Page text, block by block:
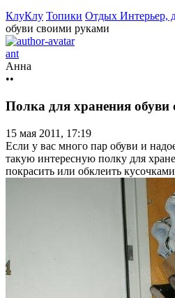
КлуКлу Топики Отдых Интерьер,
обуви своими руками
ant
Анна
••
Полка для хранения
15 мая 2011, 17:19
Если у вас много пар обуви и
такую интересную полку для
покрасить или обклеить